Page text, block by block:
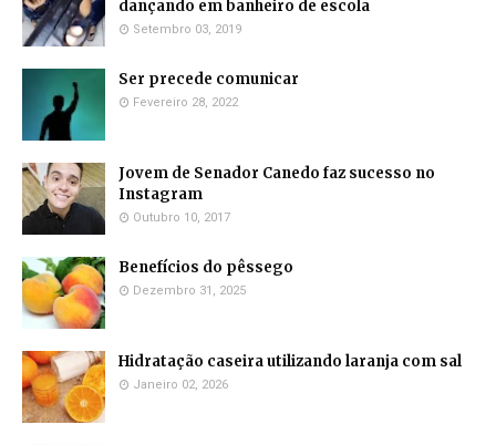
dançando em banheiro de escola
Setembro 03, 2019
Ser precede comunicar
Fevereiro 28, 2022
Jovem de Senador Canedo faz sucesso no
Instagram
Outubro 10, 2017
Benefícios do pêssego
Dezembro 31, 2025
Hidratação caseira utilizando laranja com sal
Janeiro 02, 2026